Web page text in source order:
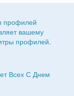
вашему
профилей.
Всех С Днем